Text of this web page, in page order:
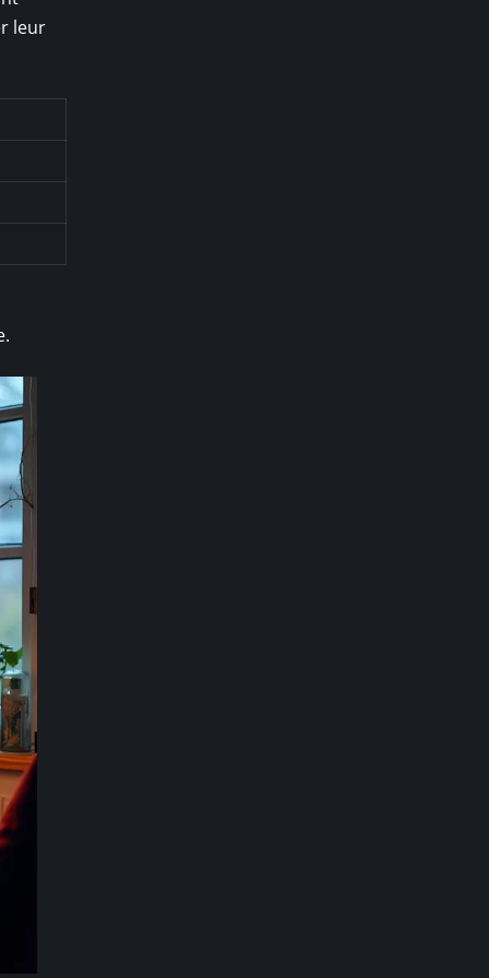
leur